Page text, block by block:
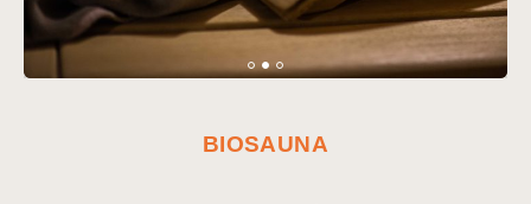
BIOSAUNA